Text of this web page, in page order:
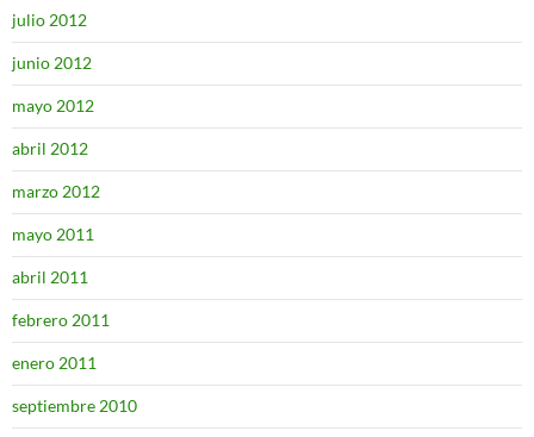
julio 2012
junio 2012
mayo 2012
abril 2012
marzo 2012
mayo 2011
abril 2011
febrero 2011
enero 2011
septiembre 2010